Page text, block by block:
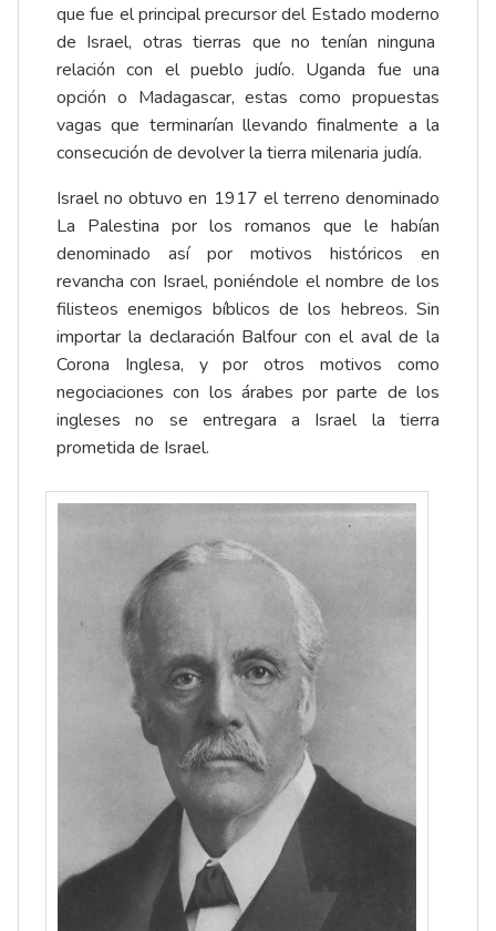
que fue el principal precursor del Estado moderno
de Israel, otras tierras que no tenían ninguna
relación con el pueblo judío. Uganda fue una
opción o Madagascar, estas como propuestas
vagas que terminarían llevando finalmente a la
consecución de devolver la tierra milenaria judía.
Israel no obtuvo en 1917 el terreno denominado
La Palestina por los romanos que le habían
denominado así por motivos históricos en
revancha con Israel, poniéndole el nombre de los
filisteos enemigos bíblicos de los hebreos. Sin
importar la declaración Balfour con el aval de la
Corona Inglesa, y por otros motivos como
negociaciones con los árabes por parte de los
ingleses no se entregara a Israel la tierra
prometida de Israel.